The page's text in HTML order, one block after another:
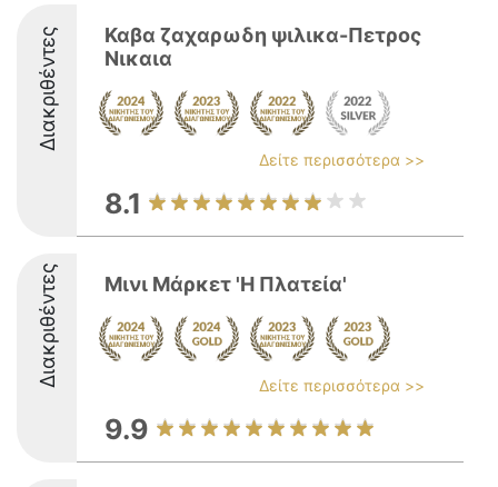
Διακριθέντες
Καβα ζαχαρωδη ψιλικα-Πετρος
Νικαια
Δείτε περισσότερα >>
8.1
Διακριθέντες Μινι Μάρκετ 'Η Πλατεία'
Δείτε περισσότερα >>
9.9